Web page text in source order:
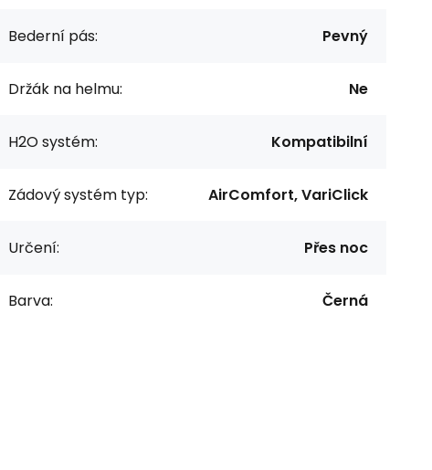
Bederní pás: Pevný
Držák na helmu: Ne
H2O systém: Kompatibilní
Zádový systém typ: AirComfort, VariClick
Určení: Přes noc
Barva: Černá